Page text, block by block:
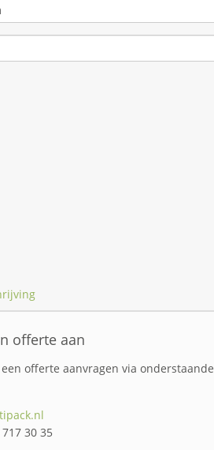
offerte aan
offerte aanvragen via onderstaande
30 35